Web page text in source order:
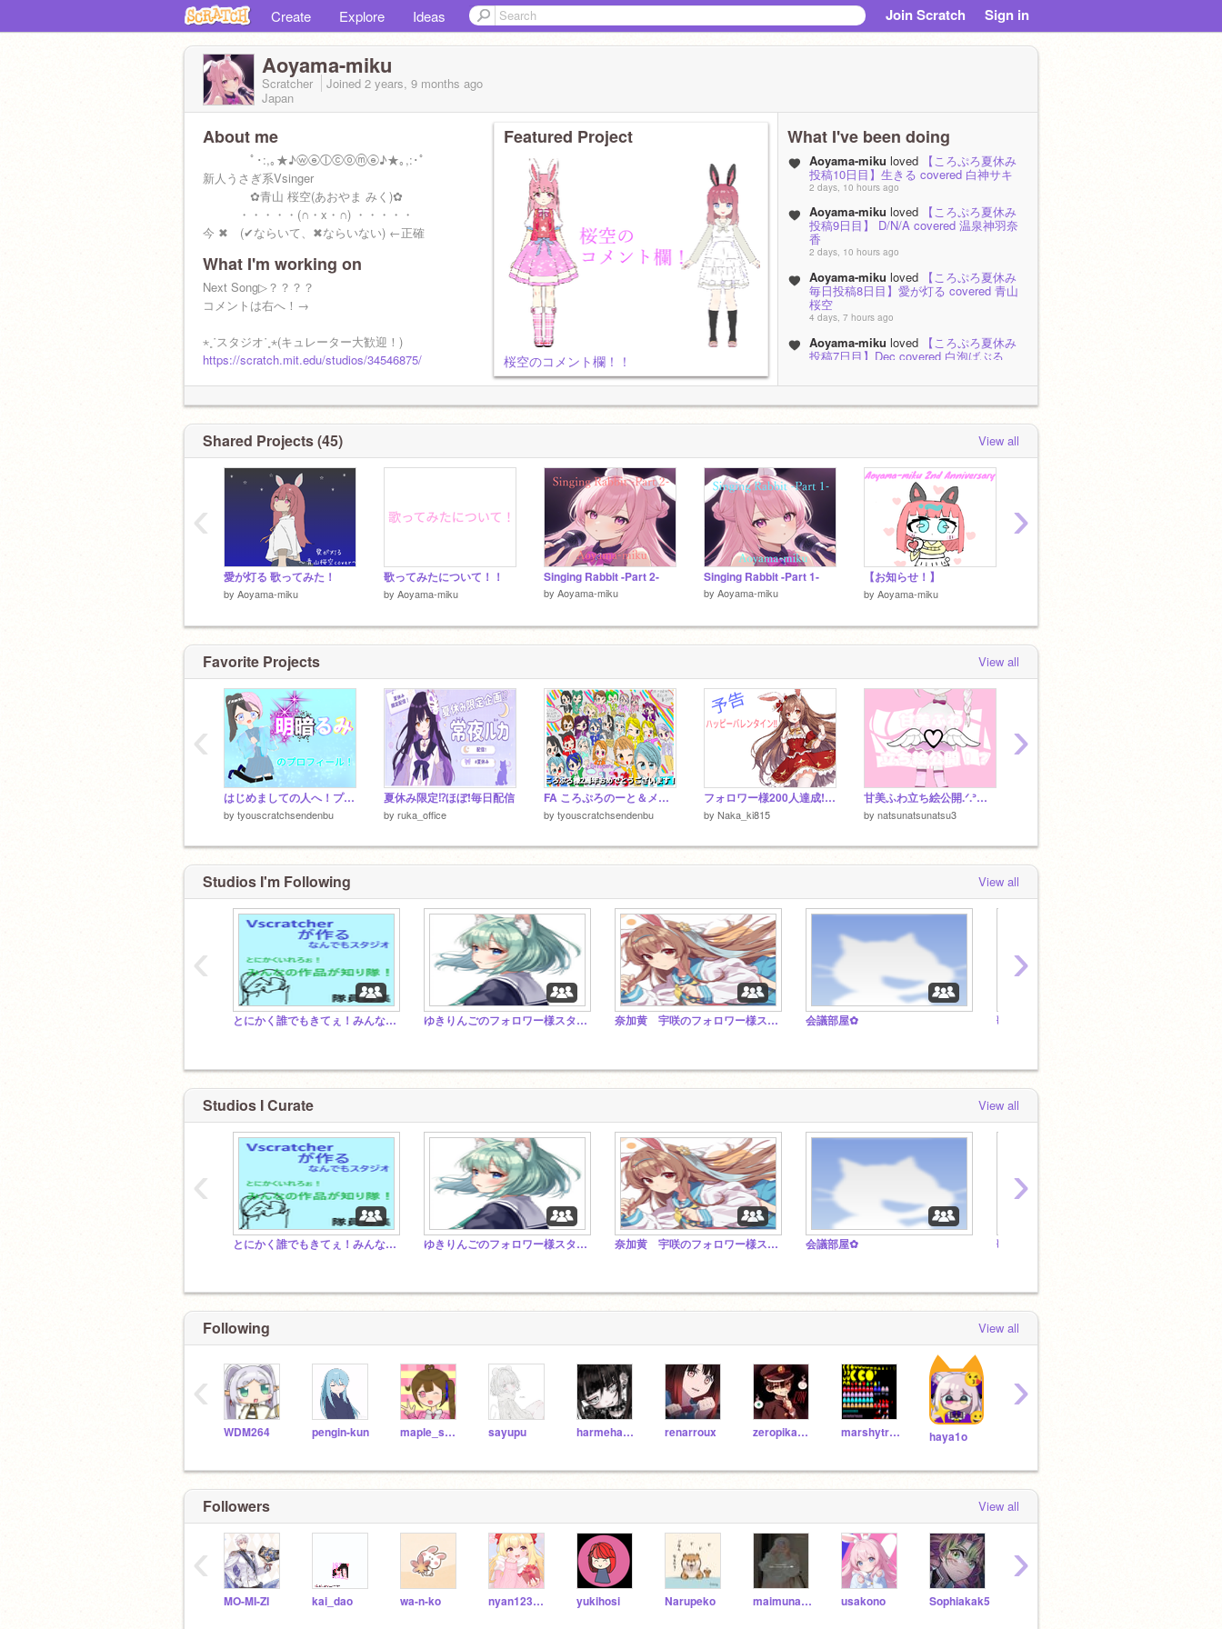
Create Explore Ideas Join Scratch Sign in
Aoyama-miku
Scratcher Joined 2 years, 9 months ago
Japan
About me
ﾟ･:,｡★♪ⓦⓔⓛⓒⓞⓜⓔ♪★｡,:･ﾟ
新人うさぎ系Vsinger
✿青山 桜空(あおやま みく)✿
・・・・・(∩・x・∩) ・・・・・
今 ✖ (✔ならいて、✖ならいない) ←正確
main▷@usakonoフォローよろしくです！
icon▷AIイラスト
What I'm working on
Next Song▷？？？？
‪コメントは右へ！→
‪⋆˳˙スタジオ˙˳⋆‬(キュレーター大歓迎！)
https://scratch.mit.edu/studios/34546875/
@colorful_triangle、ころぷろ7期生、
seven☆stars (ころぷろ研修生グループ)
推してくれると嬉しいなっ！(*^▽^*)
Featured Project
桜空のコメント欄！！
What I've been doing
Aoyama-miku loved 【ころぷろ夏休み
投稿10日目】生きる covered 白神サキ
2 days, 10 hours ago
Aoyama-miku loved 【ころぷろ夏休み
投稿9日目】 D/N/A covered 温泉神羽奈
香
2 days, 10 hours ago
Aoyama-miku loved 【ころぷろ夏休み
毎日投稿8日目】愛が灯る covered 青山
桜空
4 days, 7 hours ago
Aoyama-miku loved 【ころぷろ夏休み
投稿7日目】Dec covered 白泡ばぶる
毎日投稿6日目】今はいいんだよ covered
長坂椎名
Aoyama-mikuloved【ころぷろ夏休み
投稿5日目】紗痲 covered 桜井利玖
4 days, 7 hours ago
Shared Projects (45) View all
愛が灯る 歌ってみた！
by Aoyama-miku
歌ってみたについて！！
by Aoyama-miku
Singing Rabbit -Part 2-
by Aoyama-miku
Singing Rabbit -Part 1-
by Aoyama-miku
【お知らせ！】
by Aoyama-miku
‹ ›
Favorite Projects View all
はじめましての人へ！プロフィール！
by tyouscratchsendenbu
夏休み限定⁉ほぼ!毎日配信
by ruka_office
FA ころぷろのーと＆メッセージ！
by tyouscratchsendenbu
フォロワー様200人達成!!!みんなありがとう!!!
by Naka_ki815
甘美ふわ立ち絵公開.ᐟ.ᐣ資料公開ぜひ見てね〜♡
by natsunatsunatsu3
‹ ›
Studios I'm Following View all
とにかく誰でもきてぇ！みんなの作品が知り隊！ ゆきりんごのフォロワー様スタジオ!! 奈加黄 宇咲のフォロワー様スタジオ 会議部屋✿
‹ ›
Studios I Curate View all
とにかく誰でもきてぇ！みんなの作品が知り隊！ ゆきりんごのフォロワー様スタジオ!! 奈加黄 宇咲のフォロワー様スタジオ 会議部屋✿
‹ ›
Following View all
WDM264 pengin-kun maple_scratch sayupu harmehar1y renarroux zeropikaRABO152 marshytrain haya1o
‹ ›
Followers View all
MO-MI-ZI kai_dao wa-n-ko nyan123456789 yukihosi Narupeko maimunah1234 usakono Sophiakak5
‹ ›